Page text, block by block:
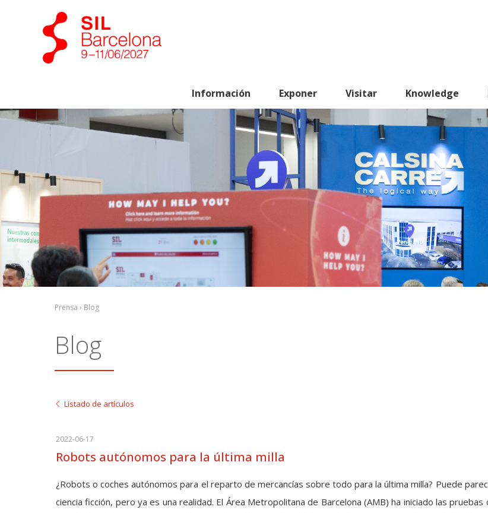
Información Exponer Visitar Knowledge
Prensa › Blog
Blog
Listado de artículos
2022-06-17
Robots autónomos para la última milla
¿Robots o coches autónomos para el reparto de mercancías sobre todo para la última milla? Puede
ciencia ficción, pero ya es una realidad. El Área Metropolitana de Barcelona (AMB) ha iniciado las pruebas